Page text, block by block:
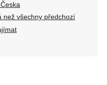
všechny předchozí